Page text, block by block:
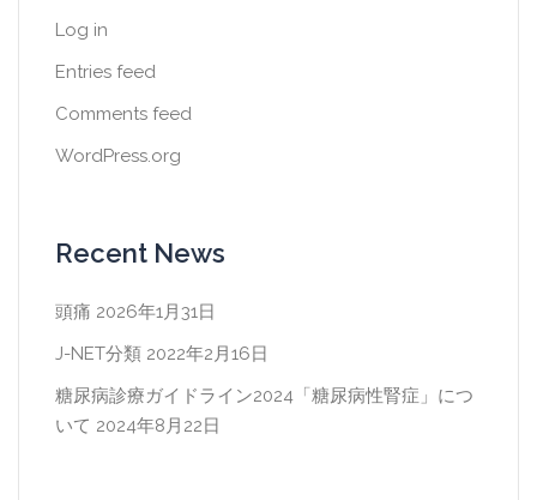
Log in
Entries feed
Comments feed
WordPress.org
Recent News
頭痛 2026年1月31日
J-NET分類 2022年2月16日
糖尿病診療ガイドライン2024「糖尿病性腎症」につ
いて 2024年8月22日